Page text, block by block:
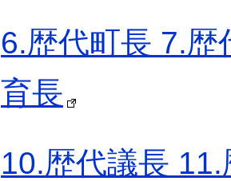
6.歴代町長 7.歴
育長
10.歴代議長